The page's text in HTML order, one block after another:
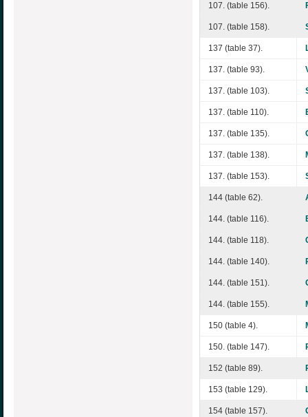
107. (table 156).
107. (table 158).
137 (table 37).
137. (table 93).
137. (table 103).
137. (table 110).
137. (table 135).
137. (table 138).
137. (table 153).
144 (table 62).
144. (table 116).
144. (table 118).
144. (table 140).
144. (table 151).
144. (table 155).
150 (table 4).
150. (table 147).
152 (table 89).
153 (table 129).
154 (table 157).